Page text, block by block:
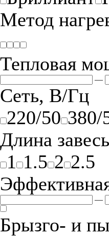
Метод
Тепловая
—
Сеть, В/Гц
220/50 380/
Длина
1 1.5 2 2.5
—
Брызго- и